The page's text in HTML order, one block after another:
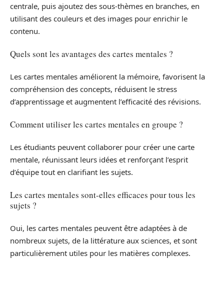
centrale, puis ajoutez des sous-thèmes en branches, en
utilisant des couleurs et des images pour enrichir le
contenu.
Quels sont les avantages des cartes mentales ?
Les cartes mentales améliorent la mémoire, favorisent la
compréhension des concepts, réduisent le stress
d’apprentissage et augmentent l’efficacité des révisions.
Comment utiliser les cartes mentales en groupe ?
Les étudiants peuvent collaborer pour créer une carte
mentale, réunissant leurs idées et renforçant l’esprit
d’équipe tout en clarifiant les sujets.
Les cartes mentales sont-elles efficaces pour tous les
sujets ?
Oui, les cartes mentales peuvent être adaptées à de
nombreux sujets, de la littérature aux sciences, et sont
particulièrement utiles pour les matières complexes.